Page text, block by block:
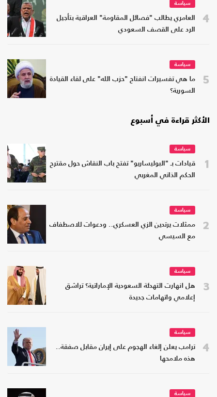
4
سياسة
العامري يطالب "فصائل المقاومة" العراقية بتأجيل
الرد على القصف السعودي
5
سياسة
ما هي تفسيرات انفتاح "حزب الله" على لقاء القيادة
السورية؟
الأكثر قراءة في أسبوع
1
سياسة
قيادات بـ "البوليساريو" تفتح باب النقاش حول مقترح
الحكم الذاتي المغربي
2
سياسة
ممثلات يرتدين الزي العسكري.. ودعوات للاصطفاف
مع السيسي
3
سياسة
هل انهارت التهدئة السعودية الإماراتية؟ تراشق
إعلامي واتهامات جديدة
4
سياسة
ترامب يعلن إلغاء الهجوم على إيران مقابل صفقة..
هذه ملامحها
سياسة